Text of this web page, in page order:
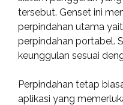
tersebut. Genset ini
perpindahan utama
perpindahan portabel.
keunggulan sesuai
Perpindahan tetap
aplikasi yang